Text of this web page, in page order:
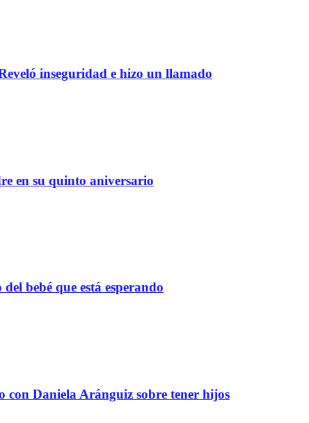
inseguridad e hizo un llamado
en su quinto aniversario
bebé que está esperando
con Daniela Aránguiz sobre tener hijos